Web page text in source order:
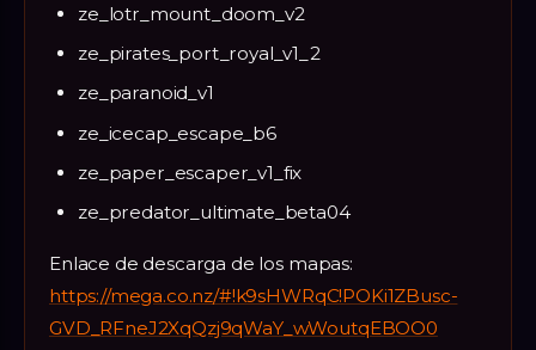
ze_lotr_mount_doom_v2
ze_pirates_port_royal_v1_2
ze_paranoid_v1
ze_icecap_escape_b6
ze_paper_escaper_v1_fix
ze_predator_ultimate_beta04
Enlace de descarga de los mapas:
https://mega.co.nz/#!k9sHWRqC!POKi1ZBusc-
GVD_RFneJ2XqQzj9qWaY_wWoutqEBOO0